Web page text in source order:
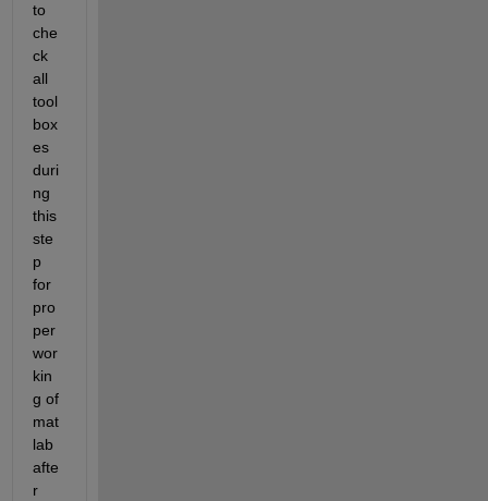
to
che
ck
all
tool
box
es
duri
ng
this
ste
p
for
pro
per
wor
kin
g of
mat
lab
afte
r